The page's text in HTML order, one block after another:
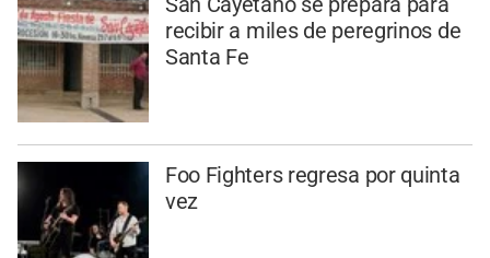
recibir a miles de peregrinos de
Santa Fe
Foo Fighters regresa por quinta
vez